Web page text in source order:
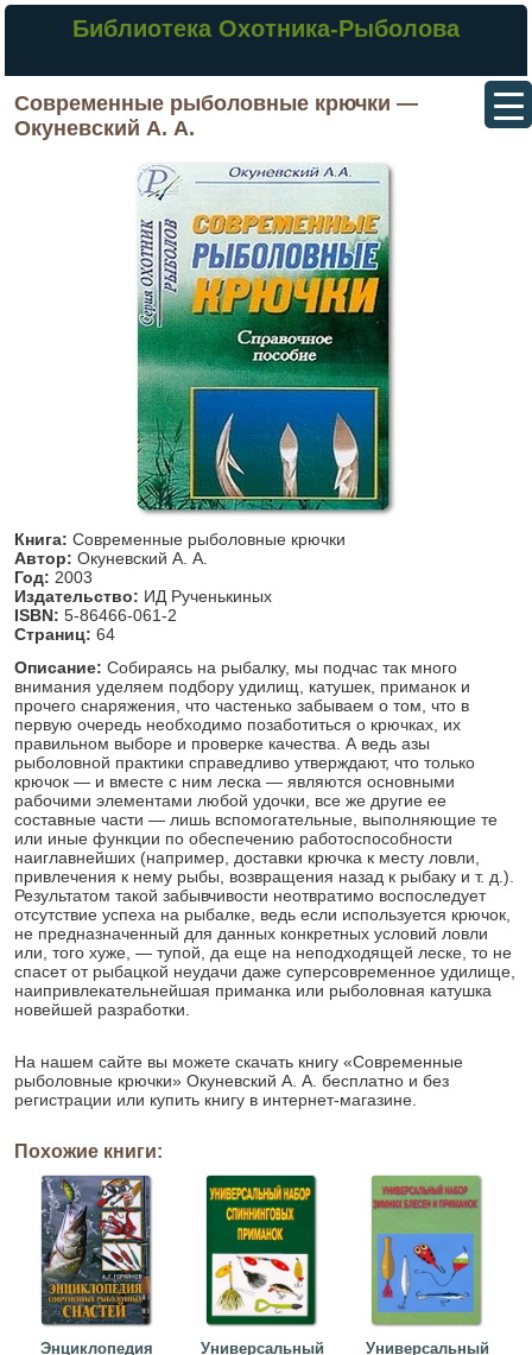
Библиотека Охотника-Рыболова
Современные рыболовные крючки —
Окуневский А. А.
Книга: Современные рыболовные крючки
Автор: Окуневский А. А.
Год: 2003
Издательство: ИД Рученькиных
ISBN: 5-86466-061-2
Страниц: 64
Описание: Собираясь на рыбалку, мы подчас так много
внимания уделяем подбору удилищ, катушек, приманок и
прочего снаряжения, что частенько забываем о том, что в
первую очередь необходимо позаботиться о крючках, их
правильном выборе и проверке качества. А ведь азы
рыболовной практики справедливо утверждают, что только
крючок — и вместе с ним леска — являются основными
рабочими элементами любой удочки, все же другие ее
составные части — лишь вспомогательные, выполняющие те
или иные функции по обеспечению работоспособности
наиглавнейших (например, доставки крючка к месту ловли,
привлечения к нему рыбы, возвращения назад к рыбаку и т. д.).
Результатом такой забывчивости неотвратимо воспоследует
отсутствие успеха на рыбалке, ведь если используется крючок,
не предназначенный для данных конкретных условий ловли
или, того хуже, — тупой, да еще на неподходящей леске, то не
спасет от рыбацкой неудачи даже суперсовременное удилище,
наипривлекательнейшая приманка или рыболовная катушка
новейшей разработки.
На нашем сайте вы можете скачать книгу «Современные
рыболовные крючки» Окуневский А. А. бесплатно и без
регистрации или купить книгу в интернет-магазине.
Похожие книги:
Энциклопедия
Универсальный
Универсальный